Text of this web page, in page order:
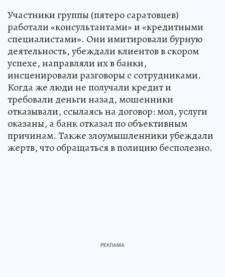
Участники группы (пятеро саратовцев)
работали «консультантами» и «кредитными
специалистами». Они имитировали бурную
деятельность, убеждали клиентов в скором
успехе, направляли их в банки,
инсценировали разговоры с сотрудниками.
Когда же люди не получали кредит и
требовали деньги назад, мошенники
отказывали, ссылаясь на договор: мол, услуги
оказаны, а банк отказал по объективным
причинам. Также злоумышленники убеждали
жертв, что обращаться в полицию бесполезно.